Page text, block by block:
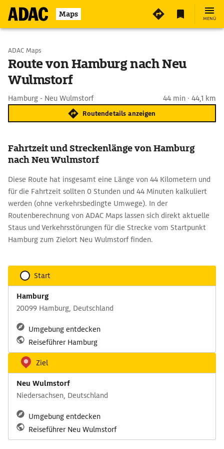
Maps MENÜ
Start wählen
Ziel eingeben
ADAC Maps
Route von Hamburg nach Neu
Wulmstorf
Hamburg - Neu Wulmstorf 44 min · 44,1 km
Routendetails anzeigen
Fahrtzeit und Streckenlänge von Hamburg
nach Neu Wulmstorf
Diese Route hat insgesamt eine Länge von 44 Kilometern und
für die Fahrtzeit sollten 0 Stunden und 44 Minuten kalkuliert
werden (ohne verkehrsbedingte Umwege). In der
Routenberechnung von ADAC Maps lassen sich direkt aktuelle
Staus und Verkehrsstörungen für die Strecke vom Startpunkt
Hamburg zum Zielort Neu Wulmstorf finden.
Start
Hamburg
20099 Hamburg, Deutschland
Umgebung entdecken
Reiseführer Hamburg
Ziel
Neu Wulmstorf
Niedersachsen, Deutschland
Umgebung entdecken
Reiseführer Neu Wulmstorf